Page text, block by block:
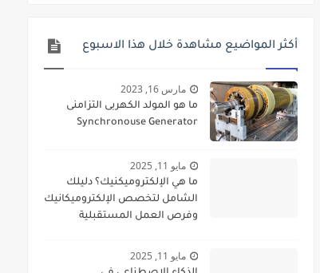
أكثر المواضيع مشاهدة خلال هذا الاسبوع
مارس 16, 2023
ما هو المولد الكهربى التزامنى
Synchronouse Generator
مايو 11, 2025
ما هي الإلكتروميكنيك؟ دليلك
الشامل لتخصص الإلكتروميكانيك
وفرص العمل المستقبلية
مايو 11, 2025